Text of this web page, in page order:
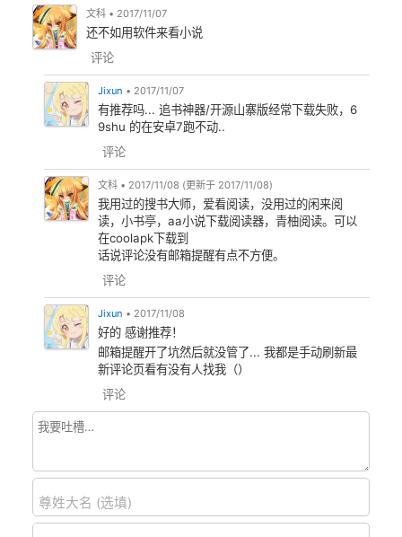
文科 • 2017/11/07
还不如用软件来看小说
评论
Jixun • 2017/11/07
有推荐吗... 追书神器/开源山寨版经常下载失败，6
9shu 的在安卓7跑不动..
评论
文科 • 2017/11/08 (更新于 2017/11/08)
我用过的搜书大师，爱看阅读，没用过的闲来阅
读，小书亭，aa小说下载阅读器，青柚阅读。可以
在coolapk下载到
话说评论没有邮箱提醒有点不方便。
评论
Jixun • 2017/11/08
好的 感谢推荐！
邮箱提醒开了坑然后就没管了... 我都是手动刷新最
新评论页看有没有人找我（）
评论
尊姓大名 (选填)